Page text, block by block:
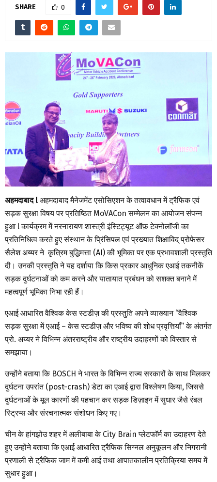
SHARE 0
अहमदाबाद l अहमदाबाद मैनेजमेंट एसोसिएशन के तत्वावधान में ट्रैफिक एवं
सड़क सुरक्षा विषय पर प्रतिष्ठित MoVACon सम्मेलन का आयोजन संपन्न
हुआ l कार्यक्रम में नरनारायण शास्त्री इंस्टिट्यूट ऑफ़ टेक्नोलॉजी का
प्रतिनिधित्व करते हुए संस्थान के प्रिंसिपल एवं प्रख्यात शिक्षाविद् प्रोफेसर
सैलेश अय्यर ने कृत्रिम बुद्धिमत्ता (AI) की भूमिका पर एक प्रभावशाली प्रस्तुति
दी। उनकी प्रस्तुति ने यह दर्शाया कि किस प्रकार आधुनिक एआई तकनीकें
सड़क दुर्घटनाओं को कम करने और यातायात प्रबंधन को सशक्त बनाने में
महत्वपूर्ण भूमिका निभा रही हैं।
एआई आधारित वैश्विक केस स्टडीज़ की प्रस्तुति अपने व्याख्यान “वैश्विक
सड़क सुरक्षा में एआई – केस स्टडीज़ और भविष्य की शोध प्रवृत्तियाँ” के अंतर्गत
प्रो. अय्यर ने विभिन्न अंतरराष्ट्रीय और राष्ट्रीय उदाहरणों को विस्तार से
समझाया।
उन्होंने बताया कि BOSCH ने भारत के विभिन्न राज्य सरकारों के साथ मिलकर
दुर्घटना उपरांत (post-crash) डेटा का एआई द्वारा विश्लेषण किया, जिससे
दुर्घटनाओं के मूल कारणों की पहचान कर सड़क डिज़ाइन में सुधार जैसे रंबल
स्ट्रिप्स और संरचनात्मक संशोधन किए गए।
चीन के हांगझोउ शहर में अलीबाबा के City Brain प्लेटफॉर्म का उदाहरण देते
हुए उन्होंने बताया कि एआई आधारित ट्रैफिक सिग्नल अनुकूलन और निगरानी
प्रणाली से ट्रैफिक जाम में कमी आई तथा आपातकालीन प्रतिक्रिया समय में
सुधार हुआ।